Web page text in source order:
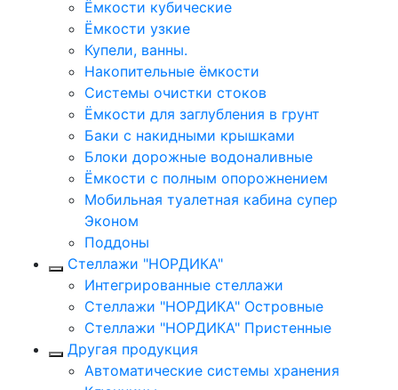
Ёмкости кубические
Ёмкости узкие
Купели, ванны.
Накопительные ёмкости
Системы очистки стоков
Ёмкости для заглубления в грунт
Баки с накидными крышками
Блоки дорожные водоналивные
Ёмкости с полным опорожнением
Мобильная туалетная кабина супер
Эконом
Поддоны
Стеллажи "НОРДИКА"
Интегрированные стеллажи
Стеллажи "НОРДИКА" Островные
Стеллажи "НОРДИКА" Пристенные
Другая продукция
Автоматические системы хранения